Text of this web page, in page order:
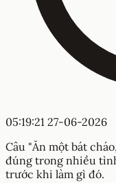
05:19:21 27-06-2026
Câu "Ăn một bát
đúng trong nhiều
trước khi làm gì đó.